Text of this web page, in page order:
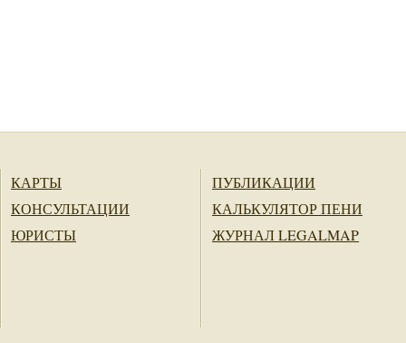
КАРТЫ
КОНСУЛЬТАЦИИ
ЮРИСТЫ
ПУБЛИКАЦИИ
КАЛЬКУЛЯТОР ПЕНИ
ЖУРНАЛ LEGALMAP